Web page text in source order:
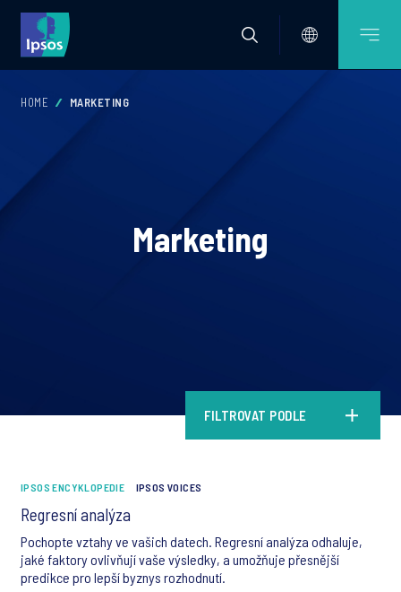
HOME MARKETING
Marketing
FILTROVAT PODLE
IPSOS ENCYKLOPEDIE IPSOS VOICES
Regresní analýza
Pochopte vztahy ve vašich datech. Regresní analýza odhaluje,
jaké faktory ovlivňují vaše výsledky, a umožňuje přesnější
predikce pro lepší byznys rozhodnutí.